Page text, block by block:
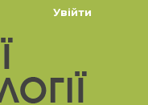
Увійти